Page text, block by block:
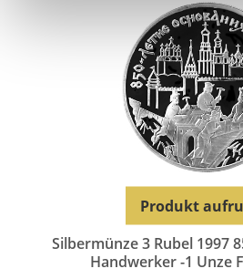
Silbermünze 3 Rubel 1997
Handwerker -1 Unze
Produkt